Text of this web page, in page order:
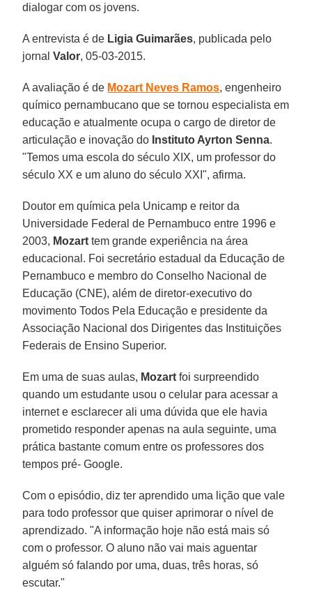
dialogar com os jovens.
A entrevista é de Ligia Guimarães, publicada pelo
jornalValor, 05-03-2015.
A avaliação é de Mozart Neves Ramos, engenheiro
químico pernambucano que se tornou especialista em
educação e atualmente ocupa o cargo de diretor de
articulação e inovação do Instituto Ayrton Senna.
"Temos uma escola do século XIX, um professor do
século XX e um aluno do século XXI", afirma.
Doutor em química pela Unicamp e reitor da
Universidade Federal de Pernambuco entre 1996 e
2003, Mozart tem grande experiência na área
educacional. Foi secretário estadual da Educação de
Pernambuco e membro do Conselho Nacional de
Educação (CNE), além de diretor-executivo do
movimento Todos Pela Educação e presidente da
Associação Nacional dos Dirigentes das Instituições
Federais de Ensino Superior.
Em uma de suas aulas, Mozart foi surpreendido
quando um estudante usou o celular para acessar a
internet e esclarecer ali uma dúvida que ele havia
prometido responder apenas na aula seguinte, uma
prática bastante comum entre os professores dos
tempos pré- Google.
Com o episódio, diz ter aprendido uma lição que vale
para todo professor que quiser aprimorar o nível de
aprendizado. "A informação hoje não está mais só
com o professor. O aluno não vai mais aguentar
alguém só falando por uma, duas, três horas, só
escutar."